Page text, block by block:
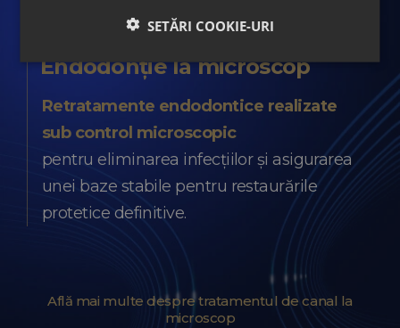
Endodonție la microscop
Retratamente endodontice realizate
sub control microscopic
pentru eliminarea infecțiilor și asigurarea
unei baze stabile pentru restaurările
protetice definitive.
Află mai multe despre tratamentul de canal la
microscop
SETĂRI COOKIE-URI